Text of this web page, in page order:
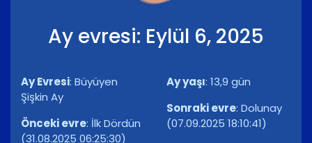
Ay evresi: Eylül 6, 2025
Ay Evresi: Büyüyen
Şişkin Ay
Önceki evre: İlk Dördün
(31.08.2025 06:25:30)
Ay yaşı: 13,9 gün
Sonraki evre: Dolunay
(07.09.2025 18:10:41)